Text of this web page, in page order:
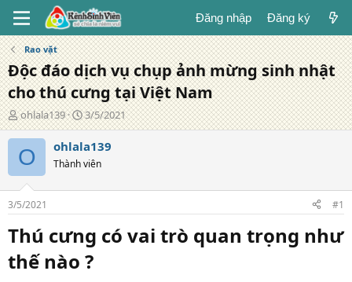
Đăng nhập Đăng ký
Rao vặt
Độc đáo dịch vụ chụp ảnh mừng sinh nhật
cho thú cưng tại Việt Nam
T
á
c
g
ả
ohlala139
N
g
à
y
đ
g
3/5/2021
O ohlala139
Thành viên
3/5/2021 #1
Thú cưng có vai trò quan trọng như
thế nào ?​